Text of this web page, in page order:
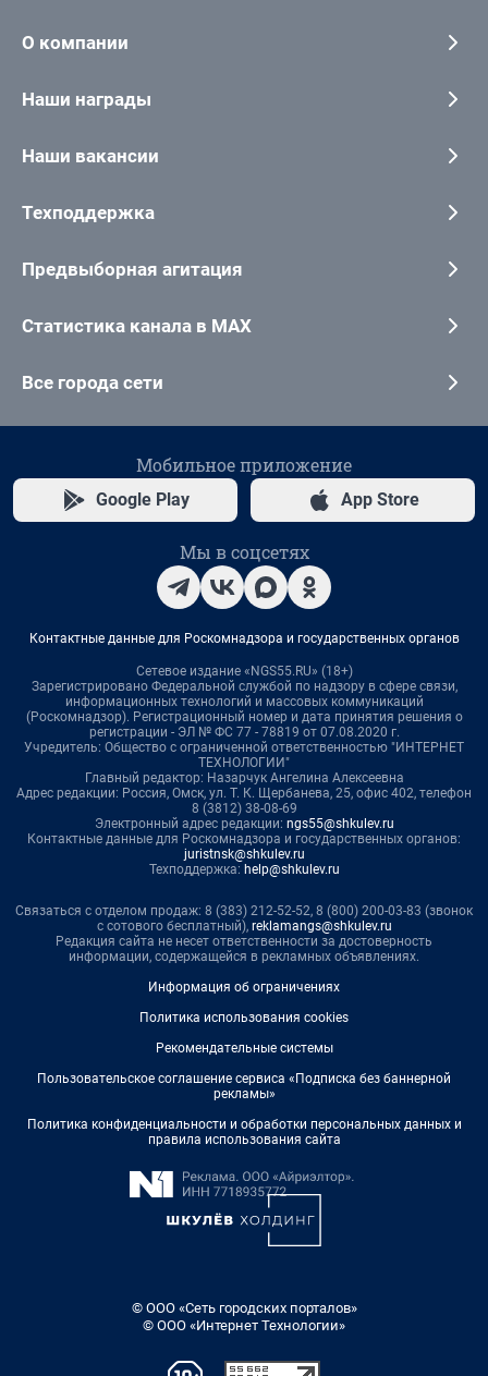
О компании
Наши награды
Наши вакансии
Техподдержка
Предвыборная агитация
Статистика канала в MAX
Все города сети
Мобильное приложение
Google Play App Store
Мы в соцсетях
Контактные данные для Роскомнадзора и государственных органов
Сетевое издание «NGS55.RU» (18+)
Зарегистрировано Федеральной службой по надзору в сфере связи,
информационных технологий и массовых коммуникаций
(Роскомнадзор). Регистрационный номер и дата принятия решения о
регистрации - ЭЛ № ФС 77 - 78819 от 07.08.2020 г.
Учредитель: Общество с ограниченной ответственностью "ИНТЕРНЕТ
ТЕХНОЛОГИИ"
Главный редактор: Назарчук Ангелина Алексеевна
Адрес редакции: Россия, Омск, ул. Т. К. Щербанева, 25, офис 402, телефон
8 (3812) 38-08-69
Электронный адрес редакции: ngs55@shkulev.ru
Контактные данные для Роскомнадзора и государственных органов:
juristnsk@shkulev.ru
Техподдержка: help@shkulev.ru
Связаться с отделом продаж: 8 (383) 212-52-52, 8 (800) 200-03-83 (звонок
с сотового бесплатный), reklamangs@shkulev.ru
Редакция сайта не несет ответственности за достоверность
информации, содержащейся в рекламных объявлениях.
Информация об ограничениях
Политика использования cookies
Рекомендательные системы
Пользовательское соглашение сервиса «Подписка без баннерной
рекламы»
Политика конфиденциальности и обработки персональных данных и
правила использования сайта
© ООО «Сеть городских порталов»
© ООО «Интернет Технологии»